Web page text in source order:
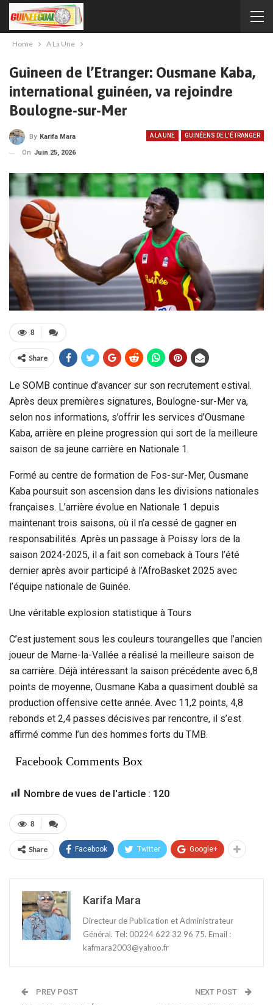
Home A La Une
Guineen de l’Etranger: Ousmane Kaba,
international guinéen, va rejoindre
Boulogne-sur-Mer
A LA UNE GUINÉENS DE L'ÉTRANGER
By Karifa Mara
On Juin 25, 2026
8
Share
Le SOMB continue d’avancer sur son recrutement estival.
Après deux premières signatures, Boulogne-sur-Mer va,
selon nos informations, s’offrir les services d’Ousmane
Kaba, arrière en pleine progression qui sort de la meilleure
saison de sa jeune carrière en Nationale 1.
Formé au centre de formation de Fos-sur-Mer, Ousmane
Kaba poursuit son ascension dans les divisions nationales
françaises. L’arrière évolue en Nationale 1 depuis
maintenant trois saisons, où il n’a cessé de gagner en
responsabilités. Après un passage à Poissy lors de la
saison 2024-2025, il a fait son comeback à Tours l’été
dernier après avoir participé à l’AfroBasket 2025 avec
l’équipe nationale de Guinée.
Une véritable explosion statistique à Tours
C’est justement sous les couleurs tourangelles que l’ancien
joueur de Marne-la-Vallée a réalisé la meilleure saison de
sa carrière. Déjà intéressant la saison précédente avec 6,8
points de moyenne, Ousmane Kaba a quasiment doublé sa
production offensive cette année. Avec 11,2 points, 4,8
rebonds et 2,4 passes décisives par rencontre, il s’est
affirmé comme l’un des hommes forts du TMB.
Facebook Comments Box
Nombre de vues de l'article : 120
8
Share Facebook Twitter Google+
Karifa Mara
Directeur de Publication et Administrateur
Général. Tel: 00224 622 32 96 75. Email :
kafmara2003@yahoo.fr
PREV POST NEXT POST